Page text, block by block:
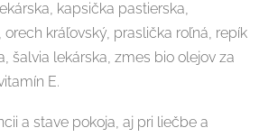
kapsička pastierska,
kráľovský, praslička roľná, repík
šalvia lekárska, zmes bio olejov za
E.
a stave pokoja, aj pri liečbe a